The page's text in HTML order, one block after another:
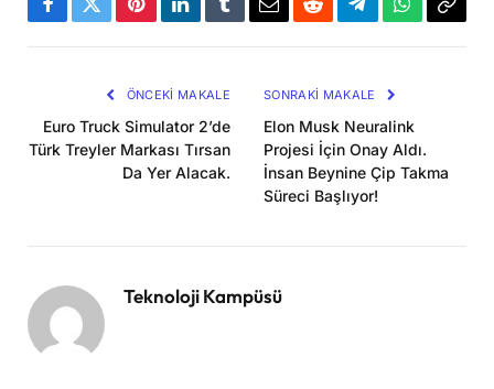
Facebook
TwitterPinterestLinkedInTumblrEmailRedditTelegramWhatsApp
ÖNCEKI MAKALE
Euro Truck Simulator 2’de
Türk Treyler Markası Tırsan
Da Yer Alacak.
SONRAKI MAKALE
Elon Musk Neuralink
Projesi İçin Onay Aldı.
İnsan Beynine Çip Takma
Süreci Başlıyor!
Teknoloji Kampüsü